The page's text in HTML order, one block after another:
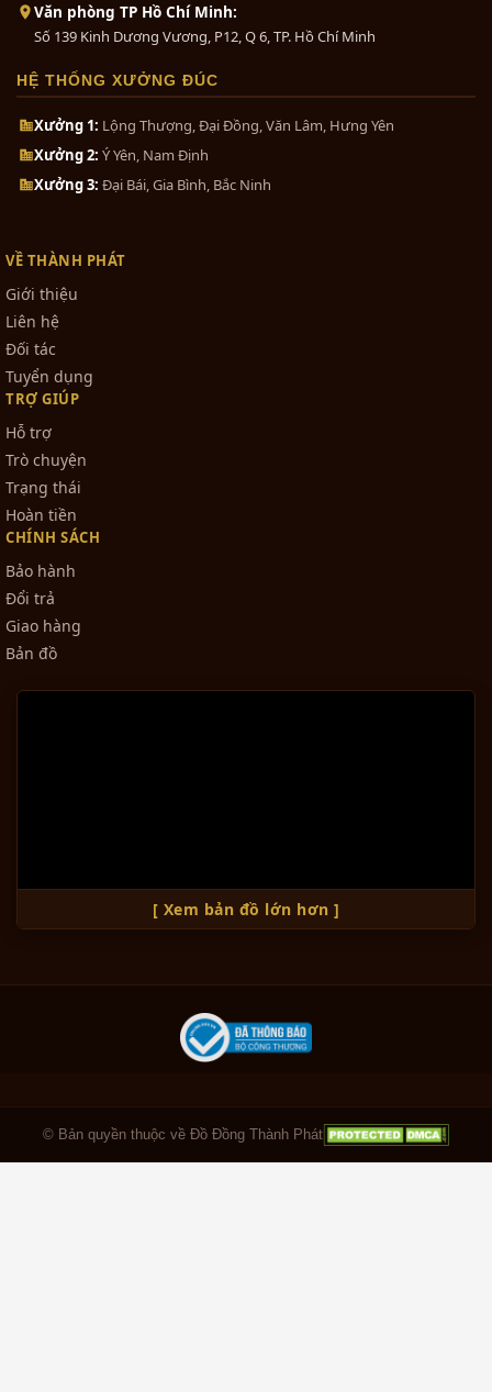
Văn phòng TP Hồ Chí Minh:
Số 139 Kinh Dương Vương, P12, Q 6, TP. Hồ Chí Minh
HỆ THỐNG XƯỞNG ĐÚC
Xưởng 1: Lộng Thượng, Đại Đồng, Văn Lâm, Hưng Yên
Xưởng 2: Ý Yên, Nam Định
Xưởng 3: Đại Bái, Gia Bình, Bắc Ninh
VỀ THÀNH PHÁT
Giới thiệu
Liên hệ
Đối tác
Tuyển dụng
TRỢ GIÚP
Hỗ trợ
Trò chuyện
Trạng thái
Hoàn tiền
CHÍNH SÁCH
Bảo hành
Đổi trả
Giao hàng
Bản đồ
[ Xem bản đồ lớn hơn ]
© Bản quyền thuộc về Đồ Đồng Thành Phát